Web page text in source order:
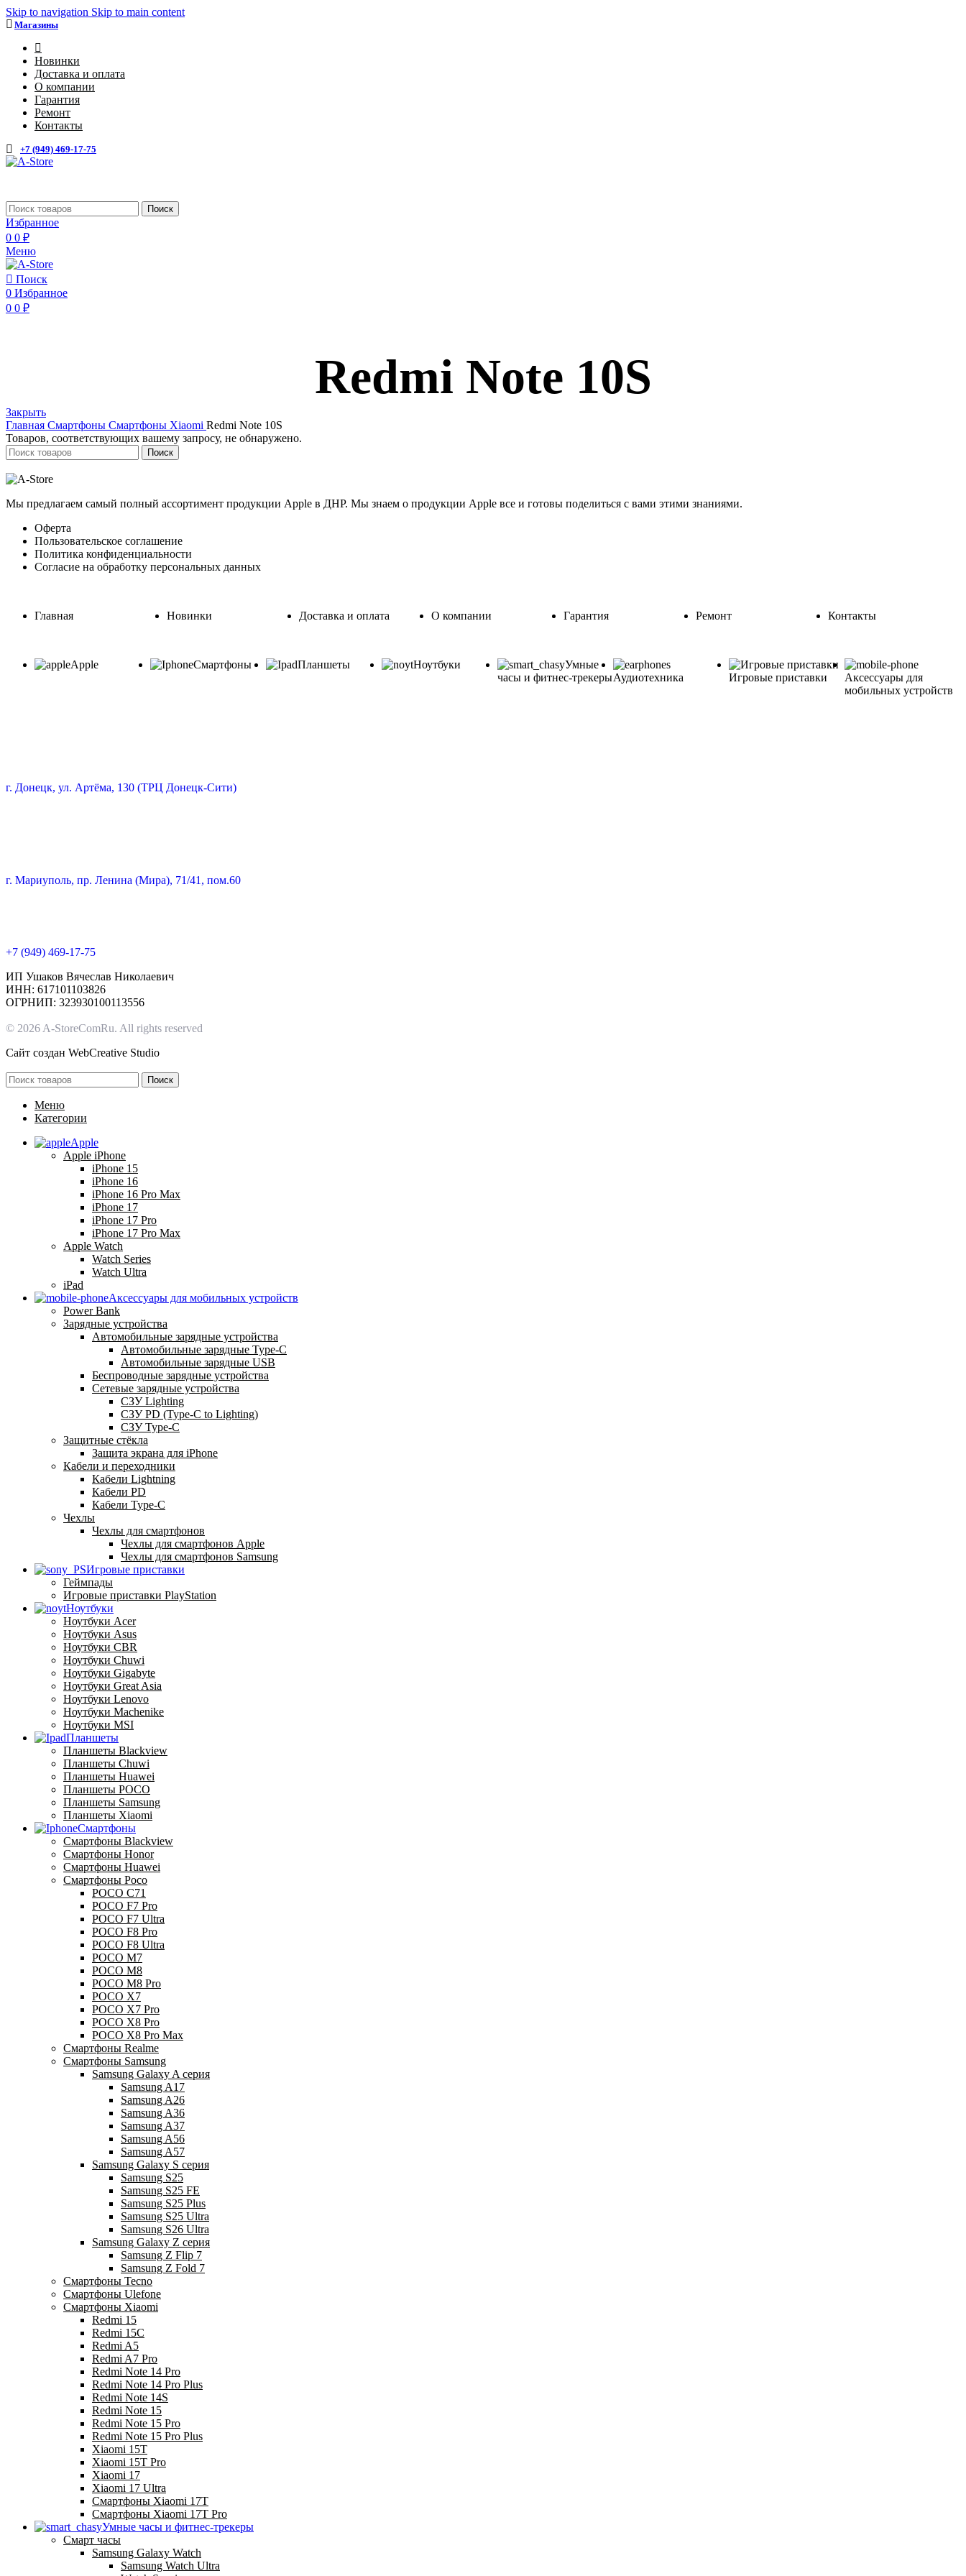
Skip to navigation Skip to main content
Магазины
Новинки
Доставка и оплата
О компании
Гарантия
Ремонт
Контакты
+7 (949) 469-17-75
Поиск
Избранное
0 0 ₽
Меню
Поиск
0 Избранное
0 0 ₽
Redmi Note 10S
Закрыть
Главная Смартфоны Смартфоны Xiaomi Redmi Note 10S
Товаров, соответствующих вашему запросу, не обнаружено.
Поиск
Мы предлагаем самый полный ассортимент продукции Apple в ДНР. Мы знаем о продукции Apple все и готовы поделиться с вами этими знаниями.
Оферта
Пользовательское соглашение
Политика конфиденциальности
Согласие на обработку персональных данных
Главная Новинки Доставка и оплата О компании Гарантия Ремонт Контакты
Apple Смартфоны Планшеты Ноутбуки
Умные
часы и фитнес-трекерыАудиотехника Игровые приставки
Аксессуары для
мобильных устройств
г. Донецк, ул. Артёма, 130 (ТРЦ Донецк-Сити)
г. Мариуполь, пр. Ленина (Мира), 71/41, пом.60
+7 (949) 469-17-75
ИП Ушаков Вячеслав Николаевич
ИНН: 617101103826
ОГРНИП: 323930100113556
© 2026 A-StoreComRu. All rights reserved
Сайт создан WebCreative Studio
Поиск
Меню
Категории
Apple
Apple iPhone
iPhone 15
iPhone 16
iPhone 16 Pro Max
iPhone 17
iPhone 17 Pro
iPhone 17 Pro Max
Apple Watch
Watch Series
Watch Ultra
iPad
Аксессуары для мобильных устройств
Power Bank
Зарядные устройства
Автомобильные зарядные устройства
Автомобильные зарядные Type-C
Автомобильные зарядные USB
Беспроводные зарядные устройства
Сетевые зарядные устройства
СЗУ Lighting
СЗУ PD (Type-C to Lighting)
СЗУ Type-C
Защитные стёкла
Защита экрана для iPhone
Кабели и переходники
Кабели Lightning
Кабели PD
Кабели Type-C
Чехлы
Чехлы для смартфонов
Чехлы для смартфонов Apple
Чехлы для смартфонов Samsung
Игровые приставки
Геймпады
Игровые приставки PlayStation
Ноутбуки
Ноутбуки Acer
Ноутбуки Asus
Ноутбуки CBR
Ноутбуки Chuwi
Ноутбуки Gigabyte
Ноутбуки Great Asia
Ноутбуки Lenovo
Ноутбуки Machenike
Ноутбуки MSI
Планшеты
Планшеты Blackview
Планшеты Chuwi
Планшеты Huawei
Планшеты POCO
Планшеты Samsung
Планшеты Xiaomi
Смартфоны
Смартфоны Blackview
Смартфоны Honor
Смартфоны Huawei
Смартфоны Poco
POCO C71
POCO F7 Pro
POCO F7 Ultra
POCO F8 Pro
POCO F8 Ultra
POCO M7
POCO M8
POCO M8 Pro
POCO X7
POCO X7 Pro
POCO X8 Pro
POCO X8 Pro Max
Смартфоны Realme
Смартфоны Samsung
Samsung Galaxy A серия
Samsung A17
Samsung A26
Samsung A36
Samsung A37
Samsung A56
Samsung A57
Samsung Galaxy S серия
Samsung S25
Samsung S25 FE
Samsung S25 Plus
Samsung S25 Ultra
Samsung S26 Ultra
Samsung Galaxy Z серия
Samsung Z Flip 7
Samsung Z Fold 7
Смартфоны Tecno
Смартфоны Ulefone
Смартфоны Xiaomi
Redmi 15
Redmi 15C
Redmi A5
Redmi A7 Pro
Redmi Note 14 Pro
Redmi Note 14 Pro Plus
Redmi Note 14S
Redmi Note 15
Redmi Note 15 Pro
Redmi Note 15 Pro Plus
Xiaomi 15T
Xiaomi 15T Pro
Xiaomi 17
Xiaomi 17 Ultra
Смартфоны Xiaomi 17Т
Смартфоны Xiaomi 17Т Pro
Умные часы и фитнес-трекеры
Смарт часы
Samsung Galaxy Watch
Samsung Watch Ultra